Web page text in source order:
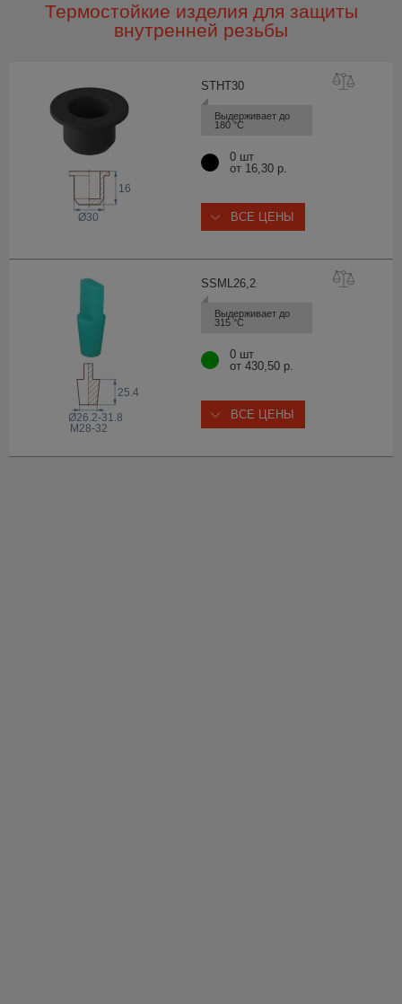
Термостойкие изделия для защиты
внутренней резьбы
STHT30
Выдерживает до
180 °С
16
Ø30
0 шт
от 16,30 р.
ВСЕ ЦЕНЫ
SSML26,2
Выдерживает до
315 °С
25.4
Ø26.2-31.8
M28-32
0 шт
от 430,50 р.
ВСЕ ЦЕНЫ